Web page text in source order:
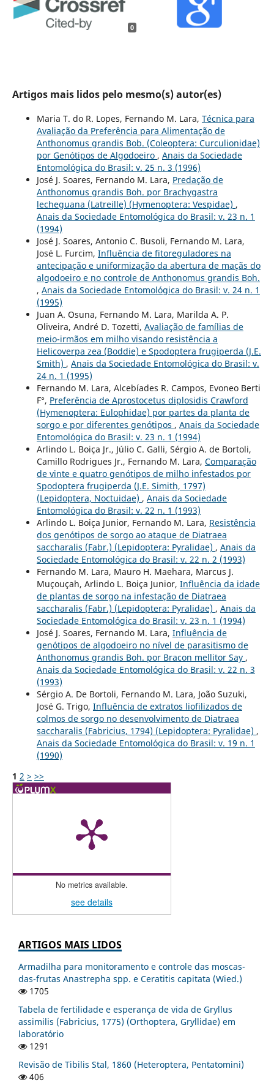
0
Artigos mais lidos pelo mesmo(s) autor(es)
Maria T. do R. Lopes, Fernando M. Lara, Técnica para
Avaliação da Preferência para Alimentação de
Anthonomus grandis Bob. (Coleoptera: Curculionidae)
por Genótipos de Algodoeiro , Anais da Sociedade
Entomológica do Brasil: v. 25 n. 3 (1996)
José J. Soares, Fernando M. Lara, Predação de
Anthonomus grandis Boh. por Brachygastra
lecheguana (Latreille) (Hymenoptera: Vespidae) ,
Anais da Sociedade Entomológica do Brasil: v. 23 n. 1
(1994)
José J. Soares, Antonio C. Busoli, Fernando M. Lara,
José L. Furcim, Influência de fitoreguladores na
antecipação e uniformização da abertura de maçãs do
algodoeiro e no controle de Anthonomus grandis Boh.
, Anais da Sociedade Entomológica do Brasil: v. 24 n. 1
(1995)
Juan A. Osuna, Fernando M. Lara, Marilda A. P.
Oliveira, André D. Tozetti, Avaliação de famílias de
meio-irmãos em milho visando resistência a
Helicoverpa zea (Boddie) e Spodoptera frugiperda (J.E.
Smith) , Anais da Sociedade Entomológica do Brasil: v.
24 n. 1 (1995)
Fernando M. Lara, Alcebíades R. Campos, Evoneo Berti
F°, Preferência de Aprostocetus diplosidis Crawford
(Hymenoptera: Eulophidae) por partes da planta de
sorgo e por diferentes genótipos , Anais da Sociedade
Entomológica do Brasil: v. 23 n. 1 (1994)
Arlindo L. Boiça Jr., Júlio C. Galli, Sérgio A. de Bortoli,
Camillo Rodrigues Jr., Fernando M. Lara, Comparação
de vinte e quatro genótipos de milho infestados por
Spodoptera frugiperda (J.E. Simith, 1797)
(Lepidoptera, Noctuidae) , Anais da Sociedade
Entomológica do Brasil: v. 22 n. 1 (1993)
Arlindo L. Boiça Junior, Fernando M. Lara, Resistência
dos genótipos de sorgo ao ataque de Diatraea
saccharalis (Fabr.) (Lepidoptera: Pyralidae) , Anais da
Sociedade Entomológica do Brasil: v. 22 n. 2 (1993)
Fernando M. Lara, Mauro H. Maehara, Marcus J.
Muçouçah, Arlindo L. Boiça Junior, Influência da idade
de plantas de sorgo na infestação de Diatraea
saccharalis (Fabr.) (Lepidoptera: Pyralidae) , Anais da
Sociedade Entomológica do Brasil: v. 23 n. 1 (1994)
José J. Soares, Fernando M. Lara, Influência de
genótipos de algodoeiro no nível de parasitismo de
Anthonomus grandis Boh. por Bracon mellitor Say ,
Anais da Sociedade Entomológica do Brasil: v. 22 n. 3
(1993)
Sérgio A. De Bortoli, Fernando M. Lara, João Suzuki,
José G. Trigo, Influência de extratos liofilizados de
colmos de sorgo no desenvolvimento de Diatraea
saccharalis (Fabricius, 1794) (Lepidoptera: Pyralidae) ,
Anais da Sociedade Entomológica do Brasil: v. 19 n. 1
(1990)
1 2 > >>
No metrics available.
see details
ARTIGOS MAIS LIDOS
Armadilha para monitoramento e controle das moscas-
das-frutas Anastrepha spp. e Ceratitis capitata (Wied.)
1705
Tabela de fertilidade e esperança de vida de Gryllus
assimilis (Fabricius, 1775) (Orthoptera, Gryllidae) em
laboratório
1291
Revisão de Tibilis Stal, 1860 (Heteroptera, Pentatomini)
406